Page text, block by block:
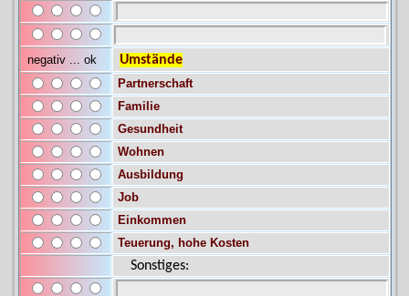
negativ ... ok Umstände
Sonstiges: